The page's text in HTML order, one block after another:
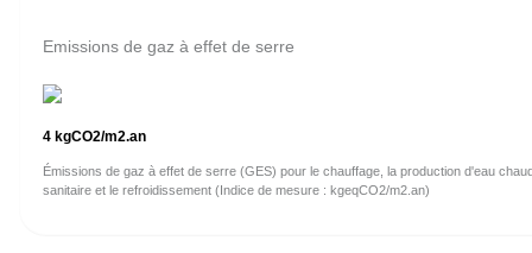
Emissions de gaz à effet de serre
4 kgCO2/m2.an
Émissions de gaz à effet de serre (GES) pour le chauffage, la production d'eau
sanitaire et le refroidissement (Indice de mesure : kgeqCO2/m2.an)